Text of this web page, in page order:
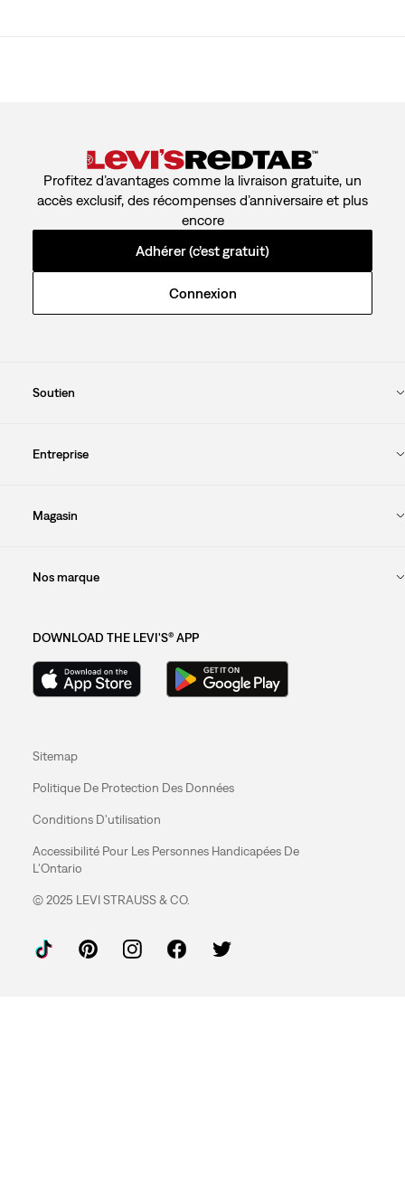
Profitez d’avantages comme la livraison gratuite, un
accès exclusif, des récompenses d’anniversaire et plus
encore
Adhérer (c’est gratuit)
Connexion
Soutien
Entreprise
Magasin
Nos marque
DOWNLOAD THE LEVI'S® APP
Sitemap
Politique De Protection Des Données
Conditions D'utilisation
Accessibilité Pour Les Personnes Handicapées De
L'Ontario
© 2025 LEVI STRAUSS & CO.